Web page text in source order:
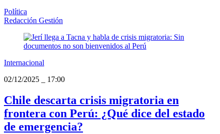
Política
Redacción Gestión
Internacional
02/12/2025
17:00
Chile descarta crisis migratoria en
frontera con Perú: ¿Qué dice del estado
de emergencia?